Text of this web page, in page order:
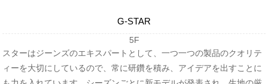
G-STAR
5F
スターはジーンズのエキスパートとして、一つ一つの製品のクオリテ
ィーを大切にしているので、常に研鑽を積み、アイデアを出すことに